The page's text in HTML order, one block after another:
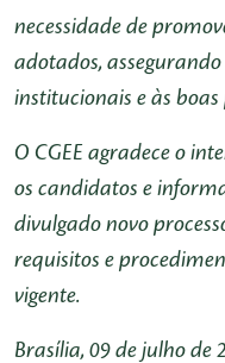
necessidade de
adotados,
institucionais e às
O CGEE agradece o
os candidatos e
divulgado novo
requisitos e
vigente.
Brasília, 09 de julho de